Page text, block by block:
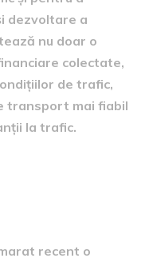
dezvoltare a
nu doar o
colectate,
de trafic,
transport mai fiabil
la trafic.
recent o